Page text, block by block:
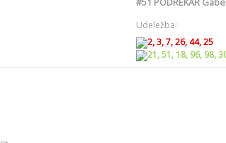
Udeležba:
2, 3, 7, 26, 44, 25
21, 51, 18, 96, 98,